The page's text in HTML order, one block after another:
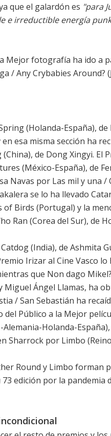
que el galardón es "para
e irreductible energía
Mejor fotografía ha ido a
/ Any Crybabies Around?
(Holanda-España),
esa misma sección ha
de Dong Xingyi. El
(México-España), de
Navas por Las mil y una
se lo ha llevado
Birds (Portugal) y la
Ran (Corea del Sur), de
(India), de Ashmita
Irizar al Cine Vasco
que Non dago
Miguel Ángel Llamas, ha
/ San Sebastián ha
del Público a la Mejor
Holanda-
Sharrock por Limbo
Round y Limbo forman
edición por la pandemia